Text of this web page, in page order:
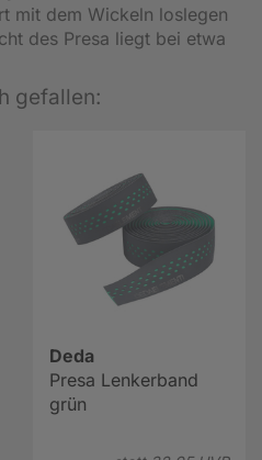
mit dem Wickeln loslegen
des Presa liegt bei etwa
gefallen:
Deda
Presa Lenkerband
grün